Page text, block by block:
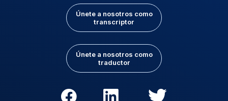
Únete a nosotros como
transcriptor
Únete a nosotros como
traductor